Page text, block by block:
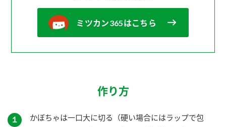
ミツカン365はこちら
作り方
１
かぼちゃは一口大に切る（硬い場合にはラップで包